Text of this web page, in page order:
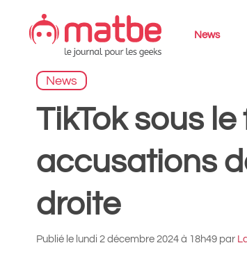
contenu
News
News
TikTok sous
accusations
droite
Publié le lundi 2 décembre 2024 à 18h49 par